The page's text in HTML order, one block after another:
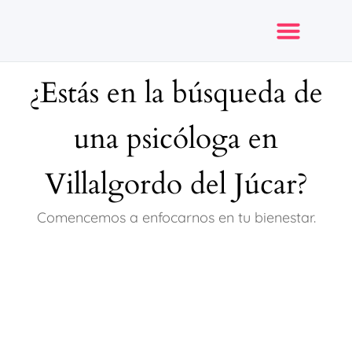
¿Estás en la búsqueda de
una psicóloga en
Villalgordo del Júcar?
Comencemos a enfocarnos en tu bienestar.